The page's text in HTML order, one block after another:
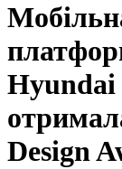
Design